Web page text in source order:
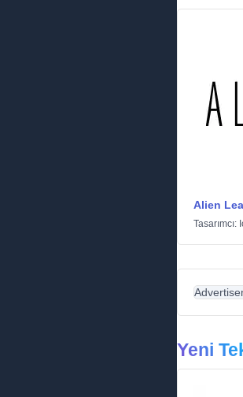
Alien
Tasarımcı:
Yeni